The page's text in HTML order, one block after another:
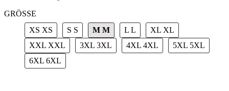
GRÖSSE
XS XS S S M M L L XL XL
XXL XXL 3XL 3XL 4XL 4XL 5XL 5XL
6XL 6XL